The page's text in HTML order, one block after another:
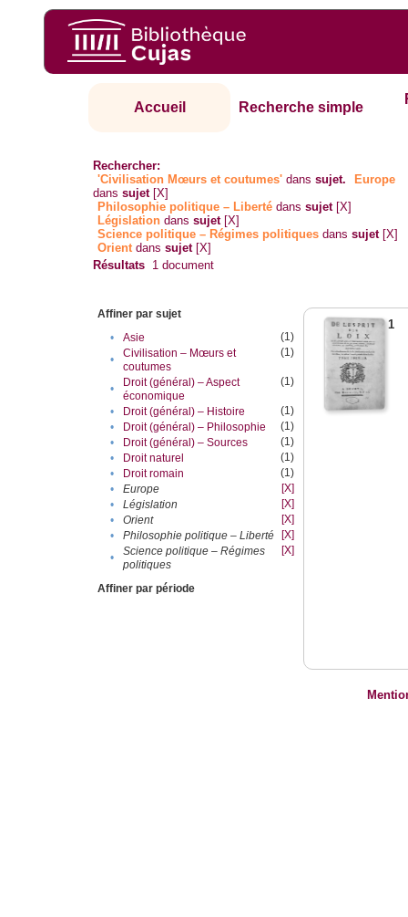
Accueil Recherche simple
Rechercher:
'Civilisation Mœurs et coutumes' danssujet.
Europe
danssujet [X]
Philosophie politique – Liberté danssujet [X]
Législation danssujet [X]
Science politique – Régimes politiques danssujet [X]
Orientdanssujet [X]
Résultats 1 document
Affiner par sujet
•
Asie
(1)
•
Civilisation – Mœurs et
coutumes
(1)
•
Droit (général) – Aspect
économique
(1)
• Droit (général) – Histoire
(1)
•
Droit (général) – Philosophie
(1)
•
Droit (général) – Sources
(1)
•
Droit naturel
(1)
•
Droit romain
(1)
•
Europe
[X]
•
Législation
[X]
•
Orient
[X]
•
Philosophie politique – Liberté
[X]
•
Science politique – Régimes
politiques
[X]
Affiner par période
1